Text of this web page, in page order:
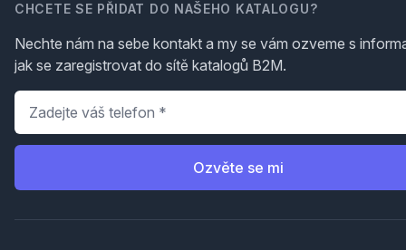
CHCETE SE PŘIDAT DO NAŠEHO KATALOGU?
Nechte nám na sebe kontakt a my se vám ozveme s
jak se zaregistrovat do sítě katalogů B2M.
Telefon
Ozvěte se mi